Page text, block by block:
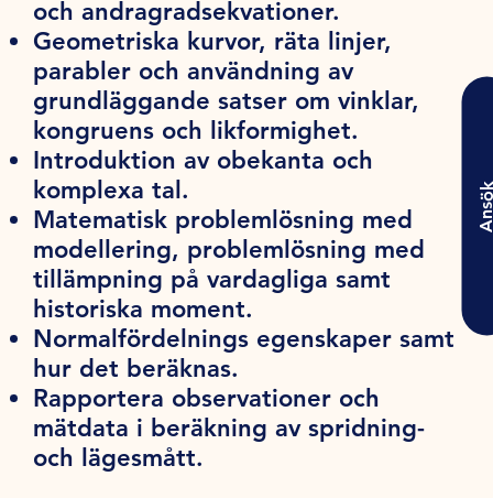
och andragradsekvationer.
Geometriska kurvor, räta linjer,
parabler och användning av
grundläggande satser om vinklar,
kongruens och likformighet.
Introduktion av obekanta och
komplexa tal.
Matematisk problemlösning med
modellering, problemlösning med
tillämpning på vardagliga samt
historiska moment.
Normalfördelnings egenskaper samt
hur det beräknas.
Rapportera observationer och
mätdata i beräkning av spridning-
och lägesmått.